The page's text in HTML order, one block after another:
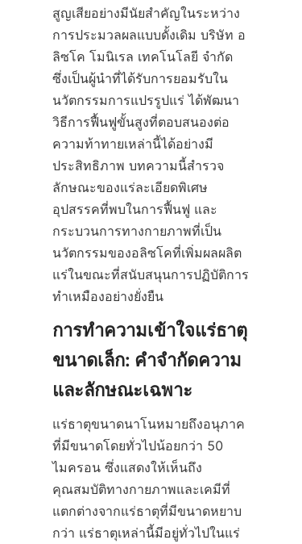
สูญเสียอย่างมีนัยสำคัญในระหว่าง
การประมวลผลแบบดั้งเดิม บริษัท อ
ลิซโค โมนิเรล เทคโนโลยี จำกัด
ซึ่งเป็นผู้นำที่ได้รับการยอมรับใน
นวัตกรรมการแปรรูปแร่ ได้พัฒนา
วิธีการฟื้นฟูขั้นสูงที่ตอบสนองต่อ
ความท้าทายเหล่านี้ได้อย่างมี
ประสิทธิภาพ บทความนี้สำรวจ
ลักษณะของแร่ละเอียดพิเศษ
อุปสรรคที่พบในการฟื้นฟู และ
กระบวนการทางกายภาพที่เป็น
นวัตกรรมของอลิซโคที่เพิ่มผลผลิต
แร่ในขณะที่สนับสนุนการปฏิบัติการ
ทำเหมืองอย่างยั่งยืน
การทำความเข้าใจแร่ธาตุ
ขนาดเล็ก: คำจำกัดความ
แร่ธาตุขนาดนาโนหมายถึงอนุภาค
ที่มีขนาดโดยทั่วไปน้อยกว่า 50
ไมครอน ซึ่งแสดงให้เห็นถึง
คุณสมบัติทางกายภาพและเคมีที่
แตกต่างจากแร่ธาตุที่มีขนาดหยาบ
กว่า แร่ธาตุเหล่านี้มีอยู่ทั่วไปในแร่